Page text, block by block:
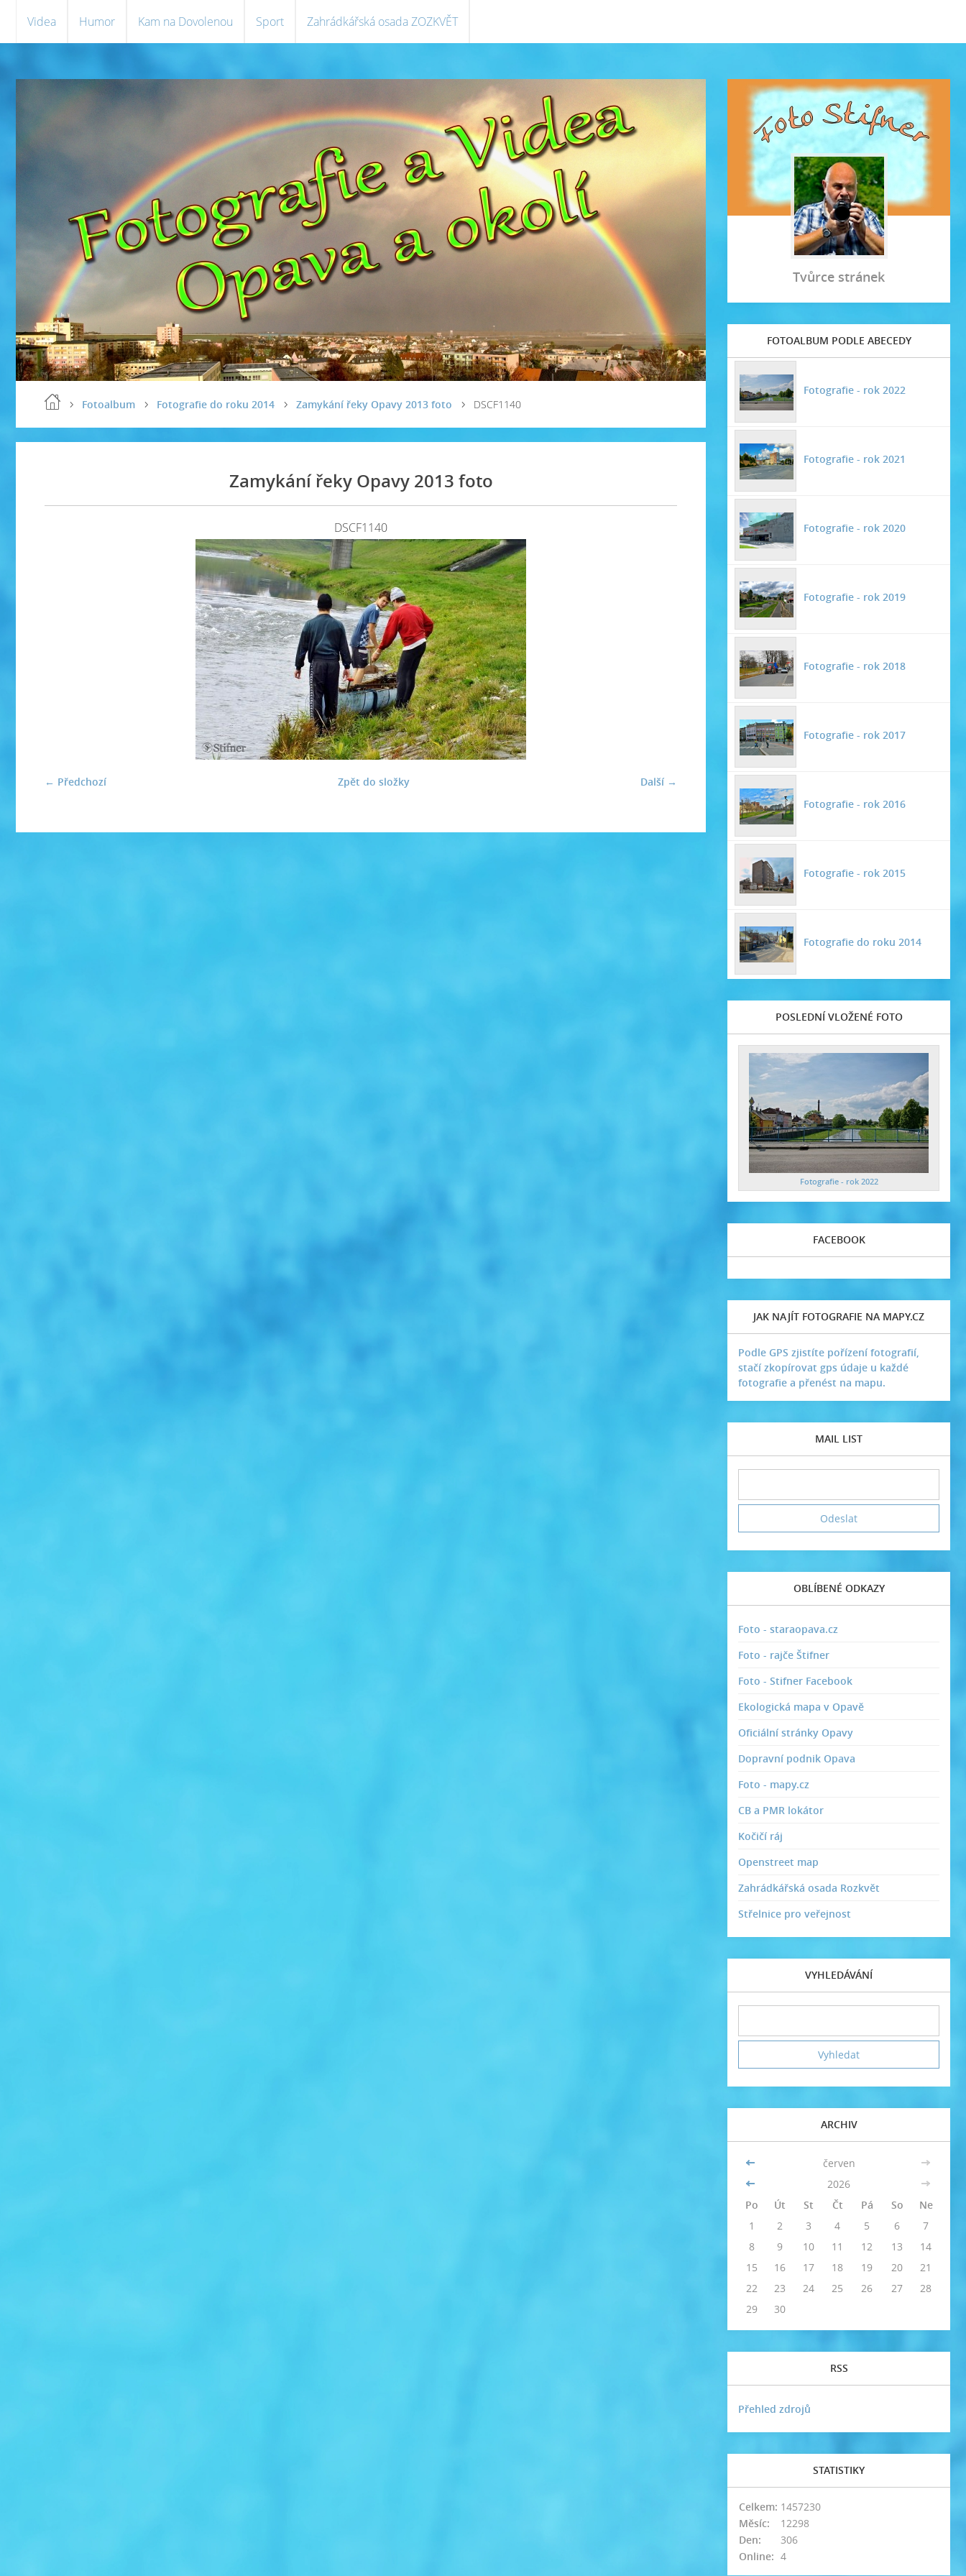
Videa Humor Kam na Dovolenou Sport Zahrádkářská osada ZOZKVĚT
Fotoalbum Fotografie do roku 2014 Zamykání řeky Opavy 2013 foto DSCF1140
Zamykání řeky Opavy 2013 foto
DSCF1140
← Předchozí Další →
Zpět do složky
Tvůrce stránek
FOTOALBUM PODLE ABECEDY
Fotografie - rok 2022
Fotografie - rok 2021
Fotografie - rok 2020
Fotografie - rok 2019
Fotografie - rok 2018
Fotografie - rok 2017
Fotografie - rok 2016
Fotografie - rok 2015
Fotografie do roku 2014
POSLEDNÍ VLOŽENÉ FOTO
Fotografie - rok 2022
FACEBOOK
JAK NAJÍT FOTOGRAFIE NA MAPY.CZ
Podle GPS zjistíte pořízení fotografií,
stačí zkopírovat gps údaje u každé
fotografie a přenést na mapu.
MAIL LIST
OBLÍBENÉ ODKAZY
Foto - staraopava.cz
Foto - rajče Štifner
Foto - Stifner Facebook
Ekologická mapa v Opavě
Oficiální stránky Opavy
Dopravní podnik Opava
Foto - mapy.cz
CB a PMR lokátor
Kočičí ráj
Openstreet map
Zahrádkářská osada Rozkvět
Střelnice pro veřejnost
VYHLEDÁVÁNÍ
ARCHIV
<< červen
>>
<<
2026
>>
Po
Út St Čt Pá So
Ne
1
2 3 4 5 6
7
8
9 10 11 12 13
14
15
16 17 18 19 20
21
22
23 24 25 26 27
28
29
30
RSS
Přehled zdrojů
STATISTIKY
Online: 4
Celkem: 1457230
Měsíc:
12298
Den:
306